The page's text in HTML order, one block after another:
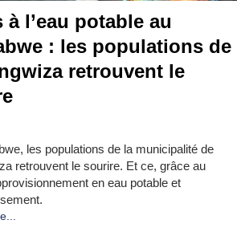
à l’eau potable au
: les populations de
retrouvent le
les populations de la municipalité de
retrouvent le sourire. Et ce, grâce au
en eau potable et